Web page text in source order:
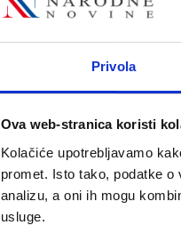
Privola
Ova web-stranica koristi
Kolačiće upotrebljavamo
promet. Isto tako, podatke
analizu, a oni ih mogu
usluge.